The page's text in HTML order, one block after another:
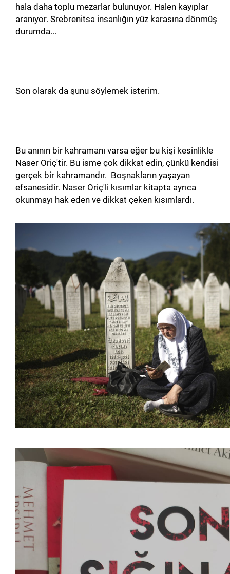
hala daha toplu mezarlar bulunuyor. Halen kayıplar
aranıyor. Srebrenitsa insanlığın yüz karasına dönmüş
durumda...
Son olarak da şunu söylemek isterim.
Bu anının bir kahramanı varsa eğer bu kişi kesinlikle
Naser Oriç'tir. Bu isme çok dikkat edin, çünkü kendisi
gerçek bir kahramandır. Boşnakların yaşayan
efsanesidir. Naser Oriç'li kısımlar kitapta ayrıca
okunmayı hak eden ve dikkat çeken kısımlardı.